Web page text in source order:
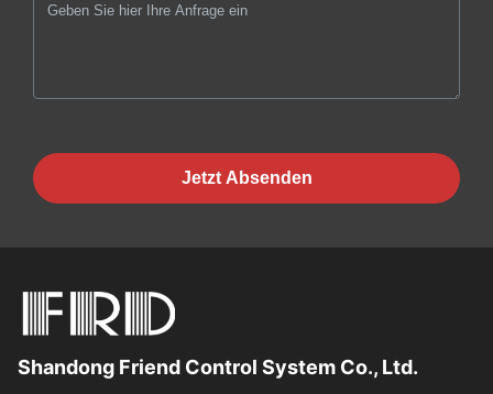
Jetzt Absenden
Shandong Friend Control System Co., Ltd.